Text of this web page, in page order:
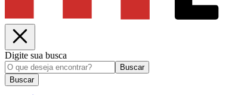
Digite sua busca
Buscar
Buscar